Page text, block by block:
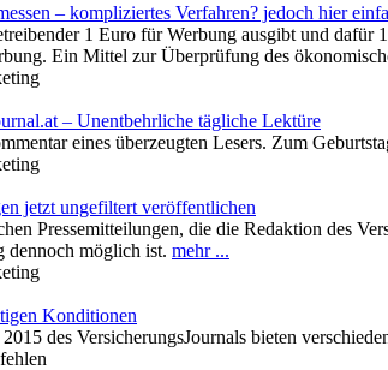
– kompliziertes Verfahren? jedoch hier
1 Euro für Werbung ausgibt und
Ein Mittel zur Überprüfung des
– Unentbehrliche tägliche Lektüre
eines überzeugten Lesers. Zum
jetzt ungefiltert veröffentlichen
Pressemitteilungen, die die Redaktion des
dennoch möglich ist. mehr ...
Konditionen
des VersicherungsJournals bieten